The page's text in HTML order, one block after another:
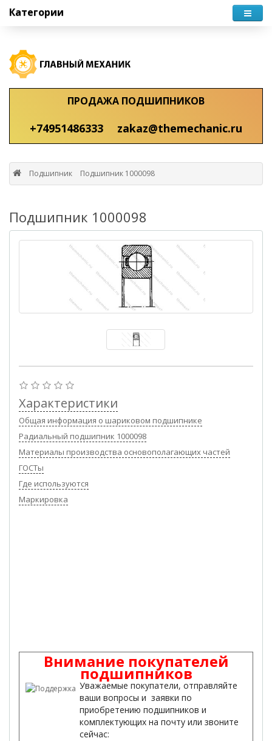
Категории
ПРОДАЖА ПОДШИПНИКОВ
+74951486333 zakaz@themechanic.ru
Подшипник Подшипник 1000098
Подшипник 1000098
Характеристики
Общая информация о шариковом подшипнике
Радиальный подшипник 1000098
Материалы производства основополагающих частей
ГОСТы
Где используются
Маркировка
Внимание покупателей
подшипников
Уважаемые покупатели, отправляйте
ваши вопросы и заявки по
приобретению подшипников и
комплектующих на почту или звоните
сейчас: